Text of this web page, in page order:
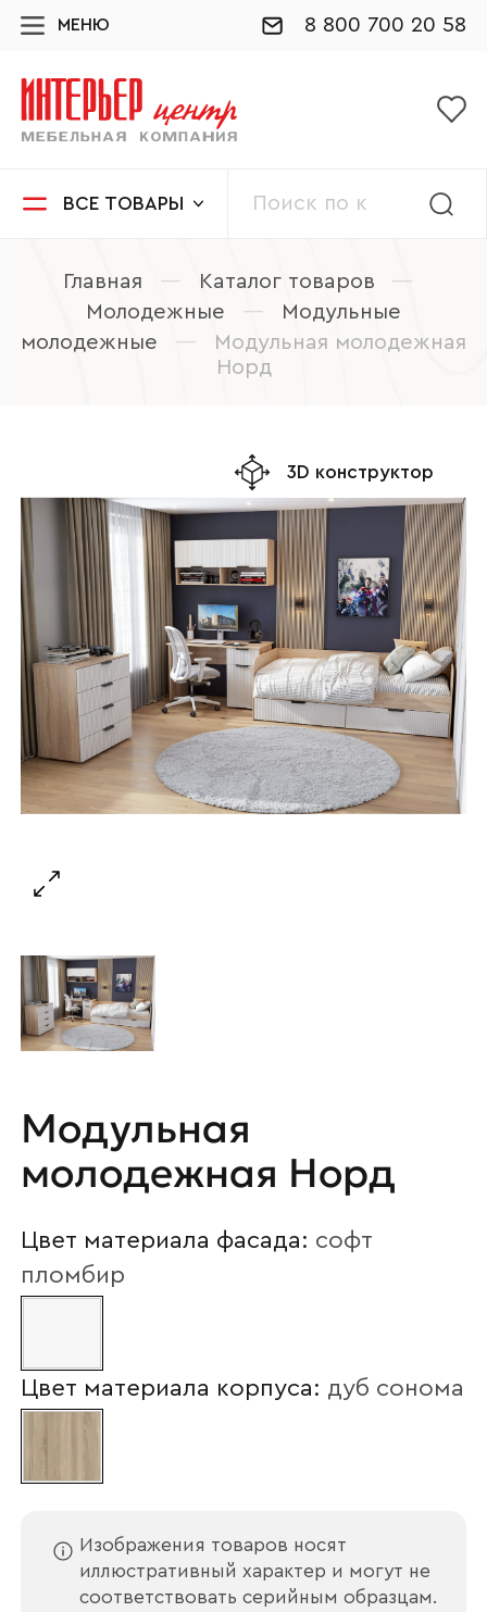
МЕНЮ 8 800 700 20 58
ВСЕ ТОВАРЫ
Главная — Каталог товаров
—
Молодежные
—
Модульные
молодежные
—
Модульная молодежная
Норд
3D конструктор
Модульная
молодежная Норд
Цвет материала фасада: софт
пломбир
Цвет материала корпуса: дуб сонома
Изображения товаров носят
иллюстративный характер и могут не
соответствовать серийным образцам.